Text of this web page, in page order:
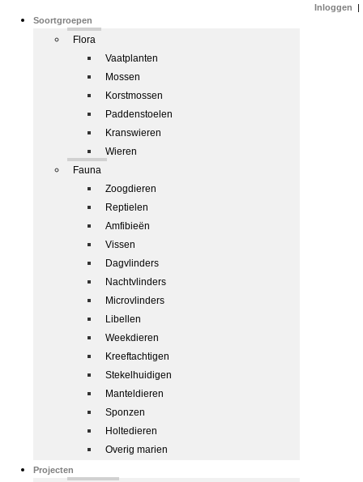
Soortgroepen
Flora
Vaatplanten
Mossen
Korstmossen
Paddenstoelen
Kranswieren
Wieren
Fauna
Zoogdieren
Reptielen
Amfibieën
Vissen
Dagvlinders
Nachtvlinders
Microvlinders
Libellen
Weekdieren
Kreeftachtigen
Stekelhuidigen
Manteldieren
Sponzen
Holtedieren
Overig marien
Projecten
Inloggen |